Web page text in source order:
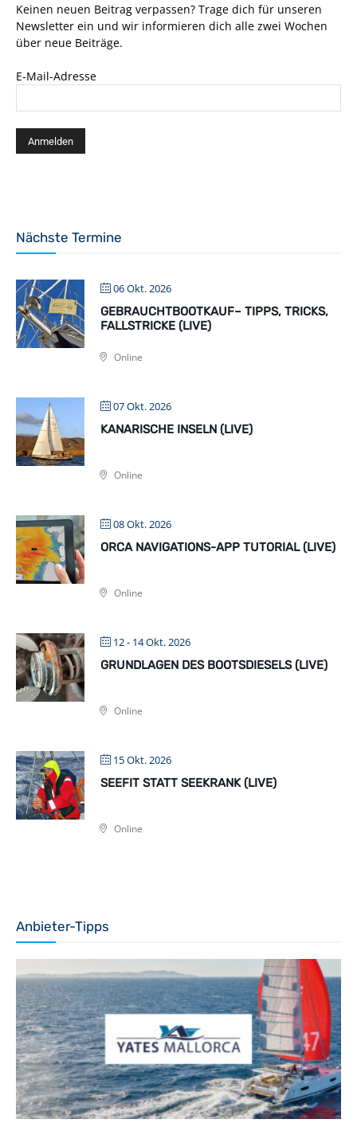
Keinen neuen Beitrag verpassen? Trage dich für unseren
Newsletter ein und wir informieren dich alle zwei Wochen
über neue Beiträge.
E-Mail-Adresse
Nächste Termine
06 Okt. 2026
GEBRAUCHTBOOTKAUF– TIPPS, TRICKS,
FALLSTRICKE (LIVE)
Online
07 Okt. 2026
KANARISCHE INSELN (LIVE)
Online
08 Okt. 2026
ORCA NAVIGATIONS-APP TUTORIAL (LIVE)
Online
12 - 14 Okt. 2026
GRUNDLAGEN DES BOOTSDIESELS (LIVE)
Online
15 Okt. 2026
SEEFIT STATT SEEKRANK (LIVE)
Online
Anbieter-Tipps